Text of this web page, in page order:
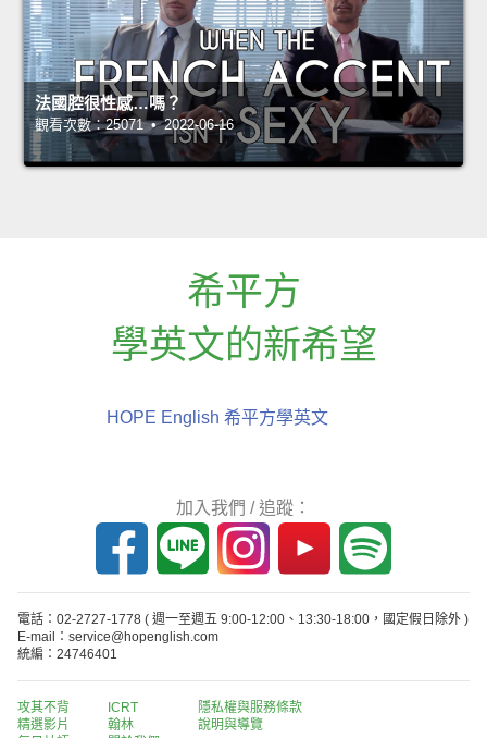
法國腔很性感…嗎？
觀看次數：25071 • 2022-06-16
希平方
學英文的新希望
HOPE English 希平方學英文
加入我們 / 追蹤：
電話：02-2727-1778 ( 週一至週五 9:00-12:00、13:30-18:00，國定假日除外 )
E-mail：service@hopenglish.com
統編：24746401
攻其不背
精選影片
ICRT
翰林
隱私權與服務條款
說明與導覽